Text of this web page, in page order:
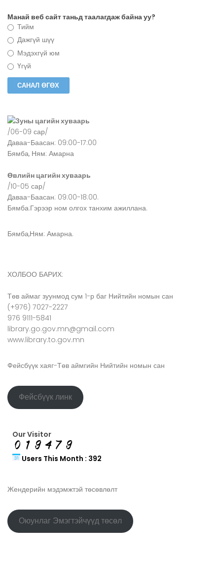
Манай веб сайт таньд таалагдаж байна уу?
Тийм
Дажгүй шүү
Мэдэхгүй юм
Үгүй
Зуны цагийн хуваарь
/06-09 сар/
Даваа-Баасан: 09:00-17:00
Бямба, Ням: Амарна
Өвлийн цагийн хуваарь
/10-05 сар/
Даваа-Баасан: 09:00-18:00.
Бямба:Гэрээр ном олгох танхим ажиллана.
Бямба,Ням: Амарна.
ХОЛБОО БАРИХ:
Төв аймаг зуунмод сум 1-р баг Нийтийн номын сан
(+976) 7027-2227
976 9111-5841
library.go.gov.mn@gmail.com
www.library.to.gov.mn
Фейсбүүк хаяг-Төв аймгийн Нийтийн номын сан
Фейсбүүк линк
Our Visitor
Users This Month : 392
Жендерийн мэдэмжтэй төсөвлөлт
Оюунлаг Эмэгтэйчүүд төсөл